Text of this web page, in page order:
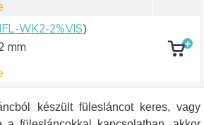
WK2-2%VIS)
mm
készült fülesláncot keres, vagy